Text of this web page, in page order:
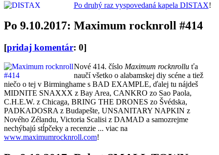
Po druhý raz vyspovedaná kapela DISTAX!
Po 9.10.2017: Maximum rocknroll #414
[pridaj komentár: 0]
Nové 414. číslo Maximum rocknrolluťa
naučí všetko o alabamskej diy scéne a tiež
niečo o tej v Birminghame s BAD EXAMPLE, ďalej tu nájdeš
MIDNITE SNAXXX z Bay Area, CANKRO zo Sao Paola,
C.H.E.W. z Chicaga, BRING THE DRONES zo Švédska,
PADKADOSRA z Budapešte, UNSANITARY NAPKIN z
Nového Zélandu, Victoria Scalisi z DAMAD a samozrejme
nechýbajú stĺpčeky a recenzie ... viac na
www.maximumrocknroll.com!